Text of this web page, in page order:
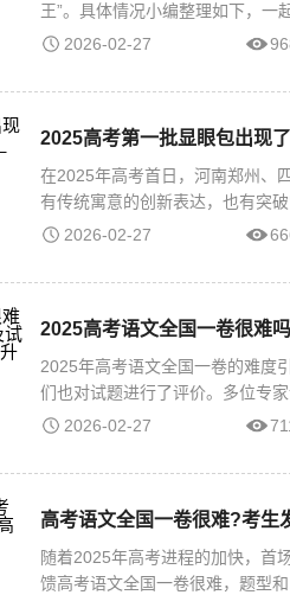
王”。具体情况小编整理如下，一
押中高考题，他的《凡人
2026-02-27
2025高考第一批显眼包出现
在2025年高考首日，河南郑州、
有传统寓意的创新表达，也有突
感联结。2025高考第一批显
2026-02-27
2025年高考语文全国一卷的难度
们也对试题进行了评价。多位专
题注重考查考生的思维能力、
2026-02-27
高考语文全国一卷很难?考生
随着2025年高考进程的加快，首
馈高考语文全国一卷很难，题型